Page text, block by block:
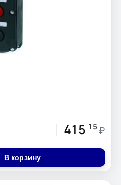
415 15 ₽
В корзину